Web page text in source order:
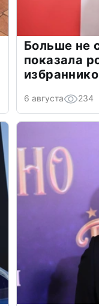
Больше не
показала
6 августа 234